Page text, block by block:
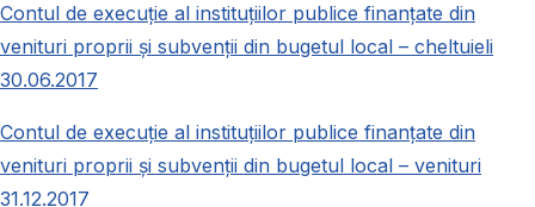
Contul de execuție al instituțiilor publice finanțate din
venituri proprii și subvenții din bugetul local – cheltuieli
30.06.2017
Contul de execuție al instituțiilor publice finanțate din
venituri proprii și subvenții din bugetul local – venituri
31.12.2017